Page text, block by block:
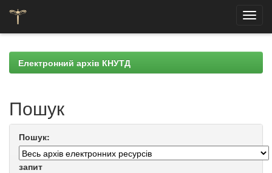
navigationЕлектронний архів КНУТД
Пошук
Пошук:
запит